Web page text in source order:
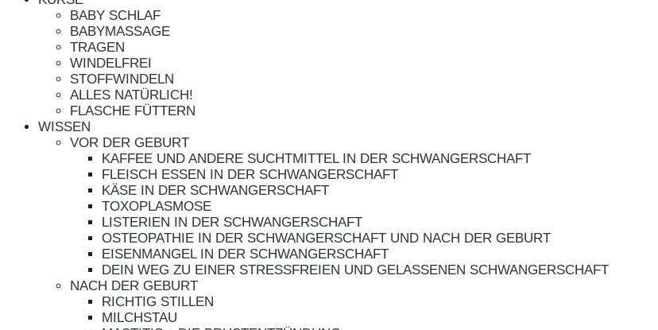
BABY SCHLAF
BABYMASSAGE
TRAGEN
WINDELFREI
STOFFWINDELN
ALLES NATÜRLICH!
FLASCHE FÜTTERN
WISSEN
VOR DER GEBURT
KAFFEE UND ANDERE SUCHTMITTEL IN DER SCHWANGERSCHAFT
FLEISCH ESSEN IN DER SCHWANGERSCHAFT
KÄSE IN DER SCHWANGERSCHAFT
TOXOPLASMOSE
LISTERIEN IN DER SCHWANGERSCHAFT
OSTEOPATHIE IN DER SCHWANGERSCHAFT UND NACH DER GEBURT
EISENMANGEL IN DER SCHWANGERSCHAFT
DEIN WEG ZU EINER STRESSFREIEN UND GELASSENEN SCHWANGERSCHAFT
NACH DER GEBURT
RICHTIG STILLEN
MILCHSTAU